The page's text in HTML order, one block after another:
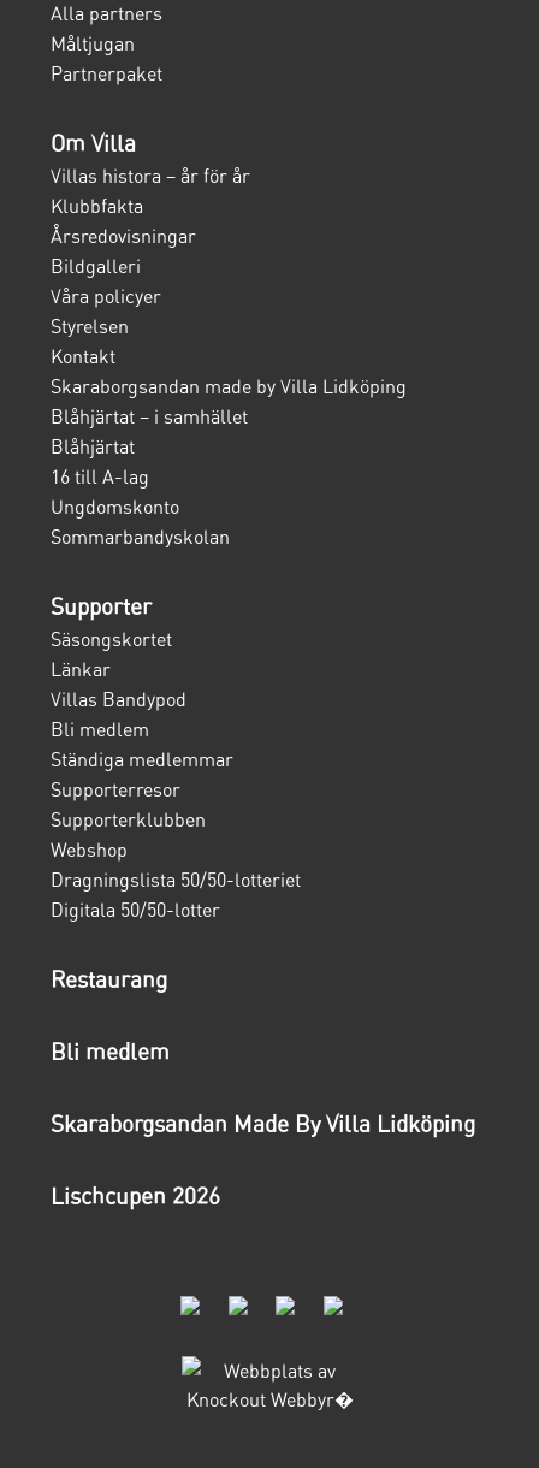
Alla partners
Måltjugan
Partnerpaket
Om Villa
Villas histora – år för år
Klubbfakta
Årsredovisningar
Bildgalleri
Våra policyer
Styrelsen
Kontakt
Skaraborgsandan made by Villa Lidköping
Blåhjärtat – i samhället
Blåhjärtat
16 till A-lag
Ungdomskonto
Sommarbandyskolan
Supporter
Säsongskortet
Länkar
Villas Bandypod
Bli medlem
Ständiga medlemmar
Supporterresor
Supporterklubben
Webshop
Dragningslista 50/50-lotteriet
Digitala 50/50-lotter
Restaurang
Bli medlem
Skaraborgsandan Made By Villa Lidköping
Lischcupen 2026